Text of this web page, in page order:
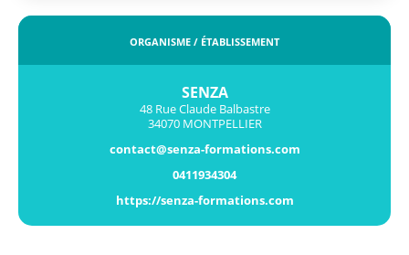
ORGANISME / ÉTABLISSEMENT
SENZA
48 Rue Claude Balbastre
34070 MONTPELLIER
contact@senza-formations.com
0411934304
https://senza-formations.com